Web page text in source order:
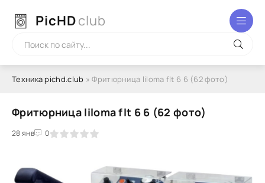
PicHDclub
Техника pichd.club » Фритюрница liloma flt 6 6 (62 фото)
Фритюрница liloma flt 6 6 (62 фото)
28 янв 0
3 4 5